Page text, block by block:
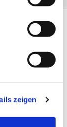
zeigen